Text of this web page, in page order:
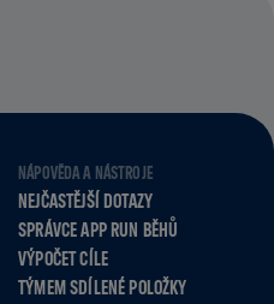
NÁPOVĚDA A NÁSTROJE
NEJČASTĚJŠÍ DOTAZY
SPRÁVCE APP RUN BĚHŮ
VÝPOČET CÍLE
TÝMEM SDÍLENÉ POLOŽKY